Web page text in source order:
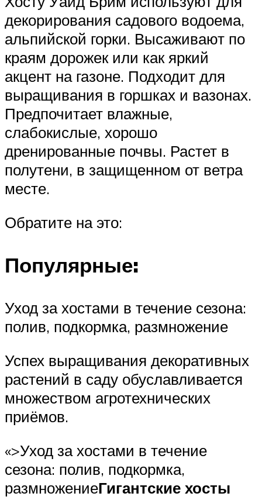
декорирования садового водоема,
альпийской горки. Высаживают по
краям дорожек или как яркий
акцент на газоне. Подходит для
выращивания в горшках и вазонах.
Предпочитает влажные,
слабокислые, хорошо
дренированные почвы. Растет в
полутени, в защищенном от ветра
месте.
Обратите на это:
Популярные:
Уход за хостами в течение сезона:
полив, подкормка, размножение
Успех выращивания декоративных
растений в саду обуславливается
множеством агротехнических
приёмов.
«>Уход за хостами в течение
сезона: полив, подкормка,
размножениеГигантские хосты